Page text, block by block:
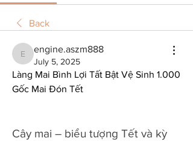
Back
engine.aszm888
engine.aszm888
July 5, 2025
Làng Mai Bình Lợi Tất Bật Vệ Sinh 1.000
Gốc Mai Đón Tết
Cây mai – biểu tượng Tết và kỳ